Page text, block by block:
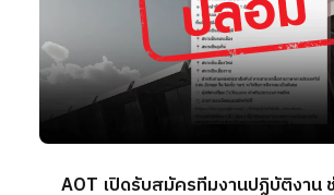
AOT เปิดรับสมัครทีมงานปฏิบัติงาน